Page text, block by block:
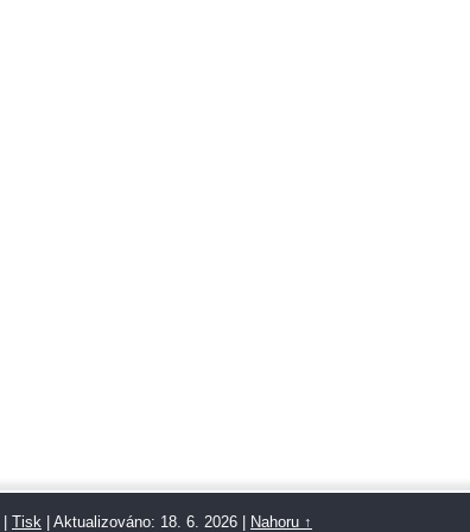
Tisk Aktualizováno: 18. 6. 2026 Nahoru ↑